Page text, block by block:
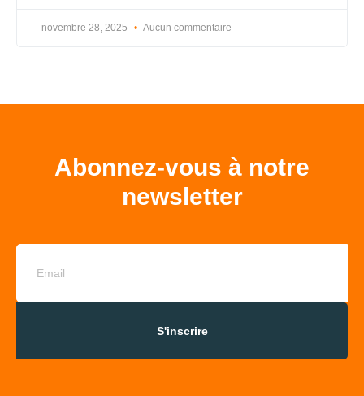
novembre 28, 2025 Aucun commentaire
Abonnez-vous à notre
newsletter
S'inscrire